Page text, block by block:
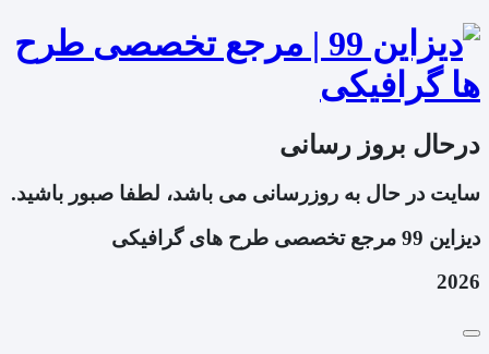
درحال بروز رسانی
سایت در حال به روزرسانی می باشد، لطفا صبور باشید.
دیزاین 99 مرجع تخصصی طرح های گرافیکی
2026